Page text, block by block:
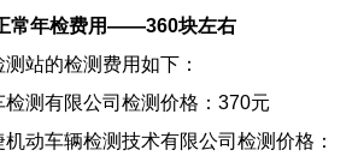
常年检费用——360块左右
站的检测费用如下：
测有限公司检测价格： 370元
动车辆检测技术有限公司检测价格：